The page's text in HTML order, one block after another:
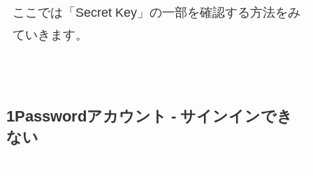
ここでは「Secret Key」の一部を確認する方法をみ
ていきます。
1Passwordアカウント - サインインでき
ない